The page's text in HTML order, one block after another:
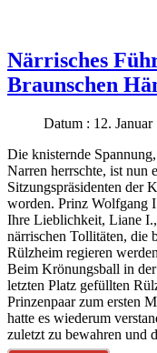
Närrisches
Braunschen
Datum : 12. Januar
Die knisternde
Narren herrschte, ist
Sitzungspräsidenten der
worden. Prinz Wolfgang
Ihre Lieblichkeit, Liane
närrischen Tollitäten, die
Rülzheim regieren
Beim Krönungsball in
letzten Platz gefüllten
Prinzenpaar zum ersten
hatte es wiederum
zuletzt zu bewahren und